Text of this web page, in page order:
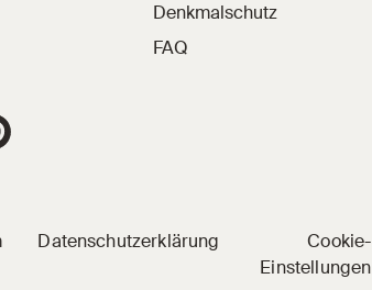
Denkmalschutz
FAQ
auf Social Media
auf LinkedInauf YouTube
Jacobi Dachziegel auf Pinterest
Datenschutzerklärung
Cookie-
Einstellungen